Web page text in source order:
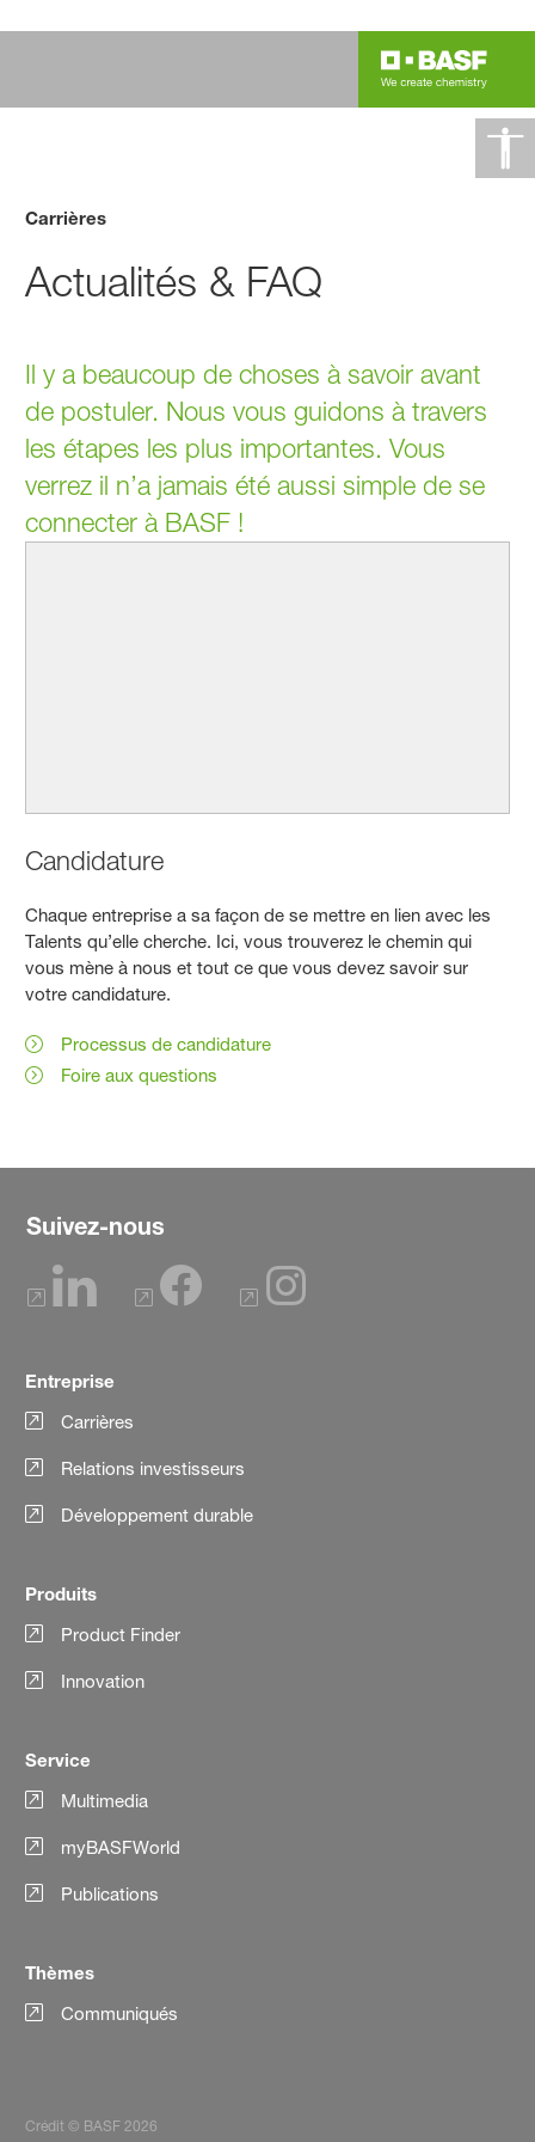
Carrières
Actualités & FAQ
Il y a beaucoup de choses à savoir avant
de postuler. Nous vous guidons à travers
les étapes les plus importantes. Vous
verrez il n’a jamais été aussi simple de se
connecter à BASF !
Candidature
Chaque entreprise a sa façon de se mettre en lien avec les
Talents qu’elle cherche. Ici, vous trouverez le chemin qui
vous mène à nous et tout ce que vous devez savoir sur
votre candidature.
Processus de candidature
Foire aux questions
Suivez-nous
Entreprise
Carrières
Relations investisseurs
Développement durable
Produits
Product Finder
Innovation
Service
Multimedia
myBASFWorld
Publications
Thèmes
Communiqués
Crédit © BASF 2026